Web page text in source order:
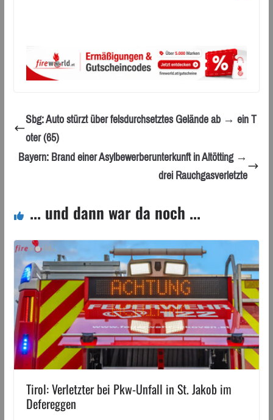
Sbg: Auto stürzt über felsdurchsetztes Gelände ab → ein T
oter (65)
Bayern: Brand einer Asylbewerberunterkunft in Altötting →
drei Rauchgasverletzte
... und dann war da noch ...
Tirol: Verletzter bei Pkw-Unfall in St. Jakob im
Defereggen